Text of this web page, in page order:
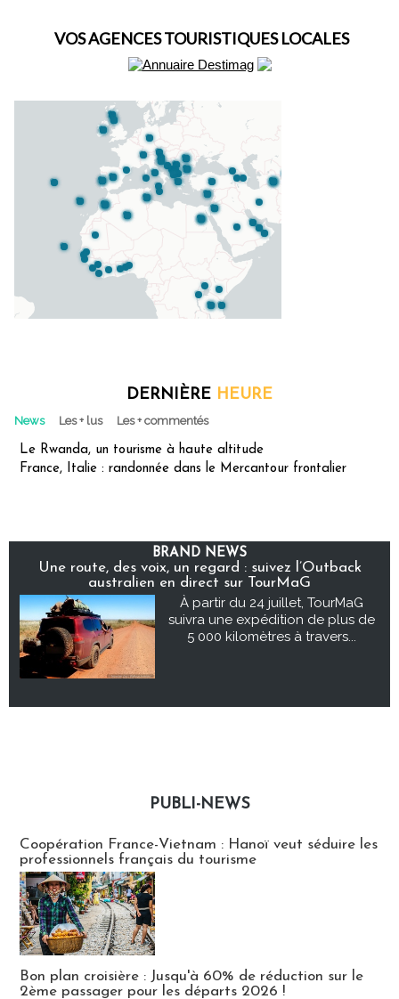
VOS AGENCES TOURISTIQUES LOCALES
DERNIÈRE HEURE
News Les + lus Les + commentés
Le Rwanda, un tourisme à haute altitude
France, Italie : randonnée dans le Mercantour frontalier
BRAND NEWS
Une route, des voix, un regard : suivez l’Outback
australien en direct sur TourMaG
À partir du 24 juillet, TourMaG
suivra une expédition de plus de
5 000 kilomètres à travers...
PUBLI-NEWS
Coopération France-Vietnam : Hanoï veut séduire les
professionnels français du tourisme
Bon plan croisière : Jusqu'à 60% de réduction sur le
2ème passager pour les départs 2026 !